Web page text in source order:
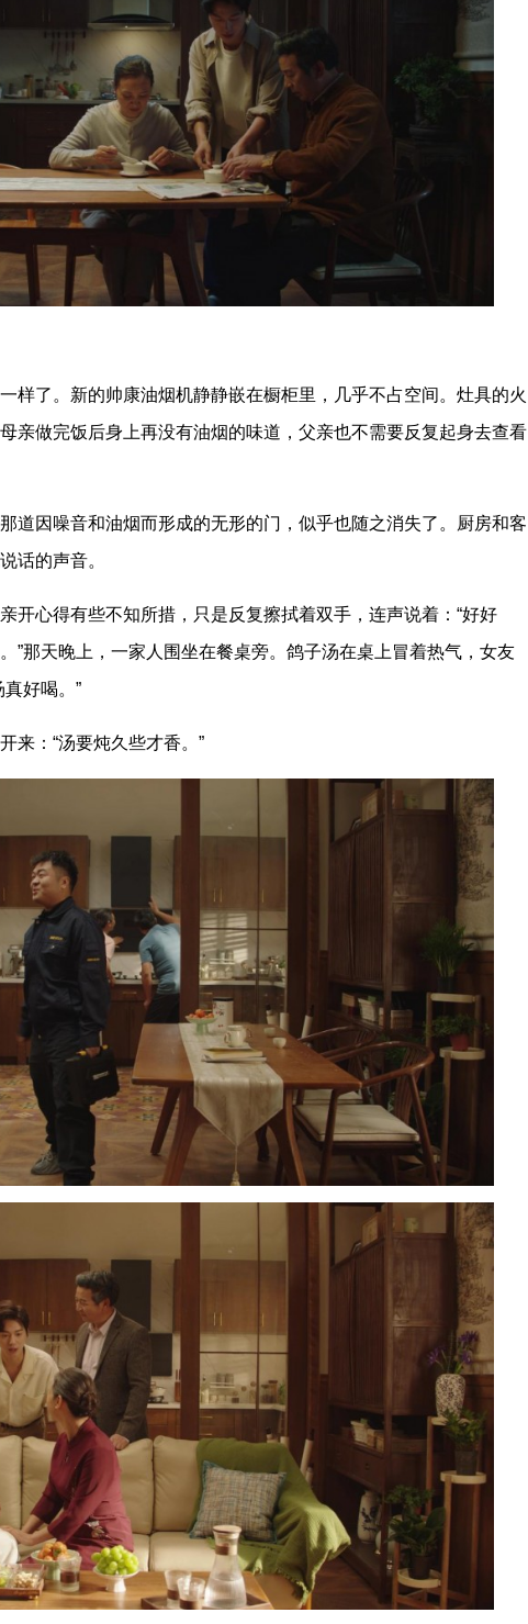
样了。新的帅康油烟机静静嵌在橱柜里，几乎不占空间。灶具的火
亲做完饭后身上再没有油烟的味道，父亲也不需要反复起身去查看
道因噪音和油烟而形成的无形的门，似乎也随之消失了。厨房和客
话的声音。
开心得有些不知所措，只是反复擦拭着双手，连声说着：“好好
”那天晚上，一家人围坐在餐桌旁。鸽子汤在桌上冒着热气，女友
好喝。”
来：“汤要炖久些才香。”